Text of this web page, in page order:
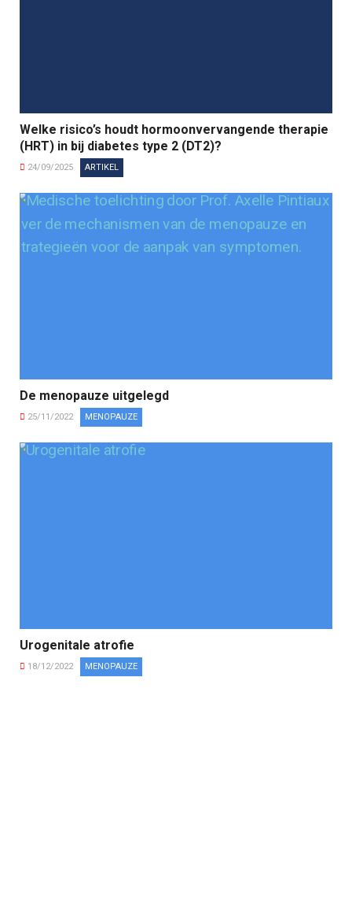
Welke risico’s houdt hormoonvervangende therapie
(HRT) in bij diabetes type 2 (DT2)?
24/09/2025 ARTIKEL
De menopauze uitgelegd
25/11/2022 MENOPAUZE
Urogenitale atrofie
18/12/2022 MENOPAUZE